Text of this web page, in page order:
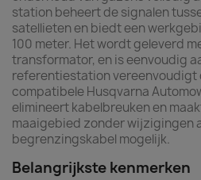
station beheert de signalen
satellieten en biedt een
100 meter. Het wordt geleverd
transformator, en is eenvoudig
referentiestation vereenvoudigt
compatibele Husqvarna
elimineert kabelbreuken en
maaigebied zonder wijzigingen
begrenzingskabel mogelijk.
Belangrijkste kenmerken